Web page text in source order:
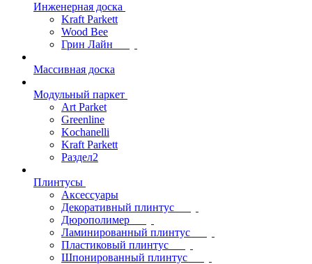
Инженерная доска
Kraft Parkett
Wood Bee
Грин Лайн
Массивная доска
Модульный паркет
Art Parket
Greenline
Kochanelli
Kraft Parkett
Раздел2
Плинтусы
Аксессуары
Декоративный плинтус
Дюрополимер
Ламинированный плинтус
Пластиковый плинтус
Шпонированный плинтус